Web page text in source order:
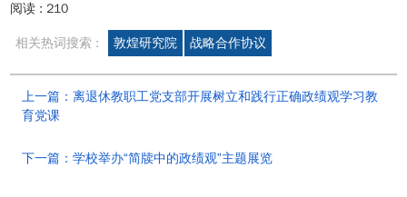
阅读 :210
相关热词搜索 : 敦煌研究院 战略合作协议
上一篇：离退休教职工党支部开展树立和践行正确政绩观学习教
育党课
下一篇：学校举办“简牍中的政绩观”主题展览